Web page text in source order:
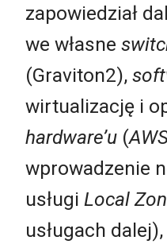
zapowiedział
we własne
(Graviton2),
wirtualizację i
hardware’u (
wprowadzenie
usługi Local
usługach